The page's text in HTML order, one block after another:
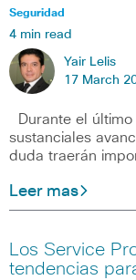
Seguridad
4 min read
Yair Lelis
17 March
Durante el
sustanciales
duda traerán
Leer mas
Los Service
tendencias